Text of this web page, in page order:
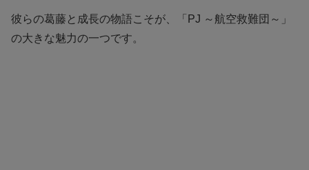
彼らの葛藤と成長の物語こそが、「PJ ～航空救難団～」
の大きな魅力の一つです。